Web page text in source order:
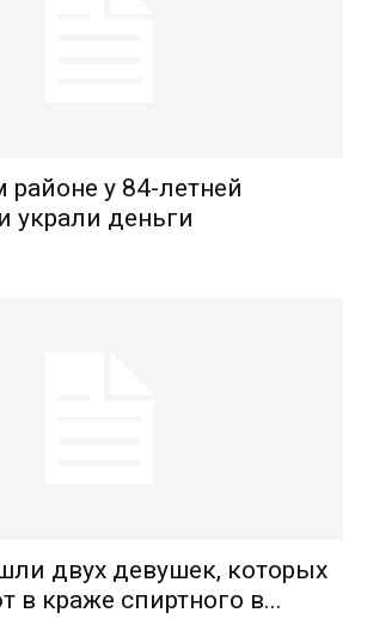
районе у 84-летней
украли деньги
двух девушек, которых
в краже спиртного в...